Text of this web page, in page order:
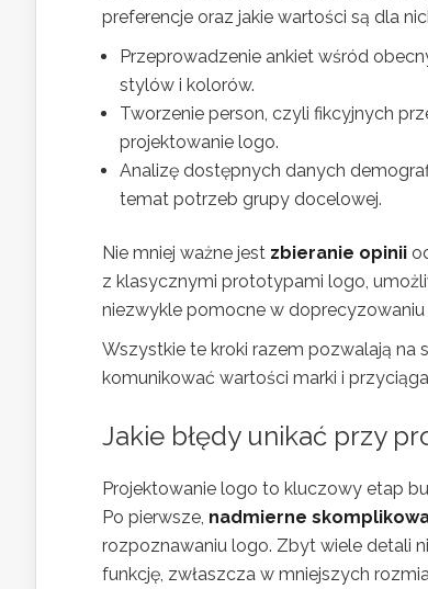
preferencje oraz jakie wartości są dla
Przeprowadzenie ankiet wśród
stylów i kolorów.
Tworzenie person, czyli fikcyjnych
projektowanie logo.
Analizę dostępnych danych
temat potrzeb grupy docelowej.
Nie mniej ważne jest zbieranie opinii
z klasycznymi prototypami logo,
niezwykle pomocne w
Wszystkie te kroki razem pozwalają
komunikować wartości marki i
Jakie błędy unikać przy
Projektowanie logo to kluczowy etap
Po pierwsze, nadmierne
rozpoznawaniu logo. Zbyt wiele detali
funkcję, zwłaszcza w mniejszych